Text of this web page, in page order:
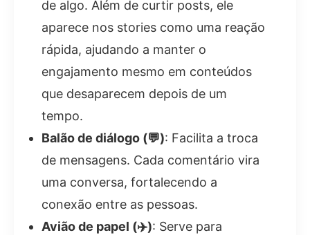
de algo. Além de curtir posts, ele
aparece nos stories como uma reação
rápida, ajudando a manter o
engajamento mesmo em conteúdos
que desaparecem depois de um
tempo.
Balão de diálogo (💬): Facilita a troca
de mensagens. Cada comentário vira
uma conversa, fortalecendo a
conexão entre as pessoas.
Avião de papel (✈️): Serve para